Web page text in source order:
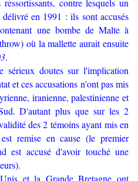
contre lesquels un
en 1991 : ils sont accusés
une bombe de Malte à
où la mallette aurait ensuite
.
sérieux doutes sur l'implication
et ces accusations n'ont pas mis
iranienne, palestinienne et
D'autant plus que sur les 2
des 2 témoins ayant mis en
remise en cause (le premier
est accusé d'avoir touché une
et la Grande Bretagne ont